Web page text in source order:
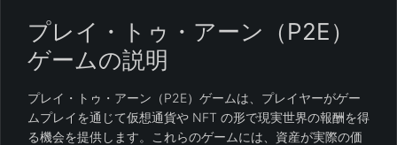
プレイ・トゥ・アーン（P2E）
ゲームの説明
プレイ・トゥ・アーン（P2E）ゲームは、プレイヤーがゲー
ムプレイを通じて仮想通貨や NFT の形で現実世界の報酬を得
る機会を提供します。これらのゲームには、資産が実際の価